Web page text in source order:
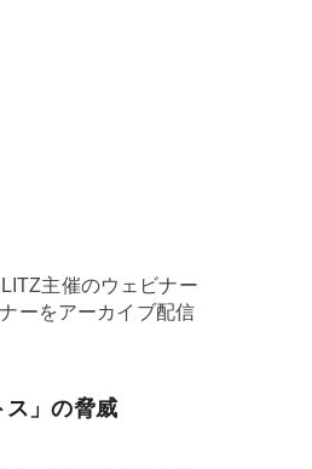
主催のウェビナー
ーをアーカイブ配信
ス」の脅威